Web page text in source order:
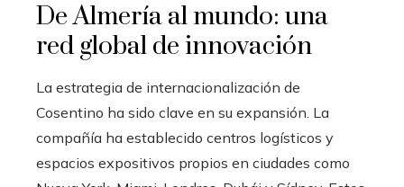
De Almería al mundo: una
red global de innovación
La estrategia de internacionalización de
Cosentino ha sido clave en su expansión. La
compañía ha establecido centros logísticos y
espacios expositivos propios en ciudades como